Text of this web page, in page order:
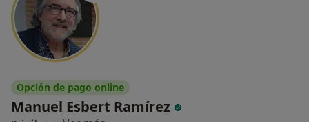
Opción de pago online
Manuel Esbert Ramírez